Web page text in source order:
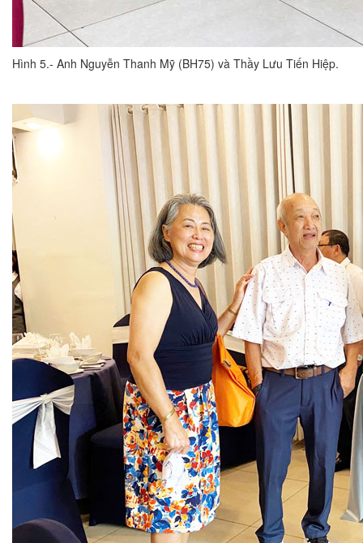
Hình 5.- Anh Nguyễn Thanh Mỹ (BH75) và Thầy Lưu Tiến Hiệp.